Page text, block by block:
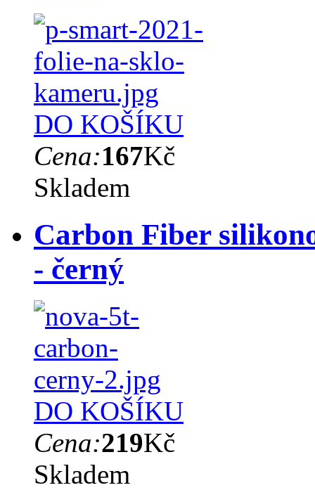
DO KOŠÍKU
Cena:167Kč
Skladem
Carbon Fiber
- černý
DO KOŠÍKU
Cena:219Kč
Skladem